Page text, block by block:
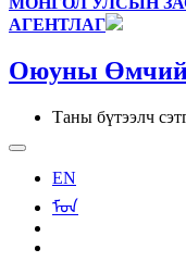
АГЕНТЛАГ
Оюуны
Таны бүтээлч
EN
ᠮᠣᠨ